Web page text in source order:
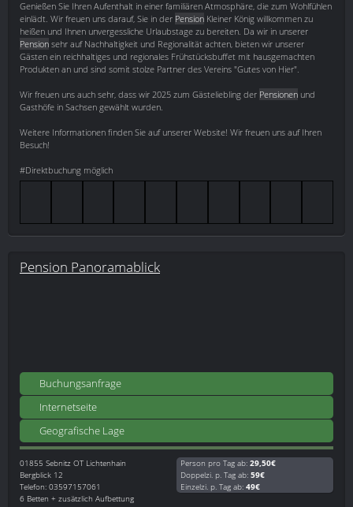
Genießen Sie Ihren Aufenthalt in einer familiären Atmosphäre, die zum Wohlfühlen
einlädt. Wir freuen uns darauf, Sie in der Pension Kleiner König willkommen zu
heißen und Ihnen unvergessliche Urlaubstage zu bereiten. Da wir in unserer
Pension sehr auf Nachhaltigkeit und Regionalität achten, bieten wir unserer
Gästen ein reichhaltiges und regionales Frühstücksbuffet mit hausgemachten
Produkten an und sind somit stolze Partner des Vereins "Gutes von Hier".
Wir freuen uns auch sehr, dass wir 2025 zum Gästeliebling der Pensionen und
Gasthöfe in Sachsen gewählt wurden.
Weitere Informationen finden Sie auf unserer Website! Wir freuen uns auf Ihren
Besuch!
#Direktbuchung möglich
Pension Panoramablick
Buchungsanfrage
Internetseite
Geografische Lage
01855 Sebnitz OT Lichtenhain
Bergblick 12
Telefon: 03597157061
6 Betten + zusätzlich Aufbettung
Person pro Tag ab: 29,50€
Doppelzi. p. Tag ab: 59€
Einzelzi. p. Tag ab: 49€